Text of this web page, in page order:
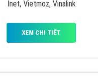
Inet, Vietmoz, Vinalink
XEM CHI TIẾT